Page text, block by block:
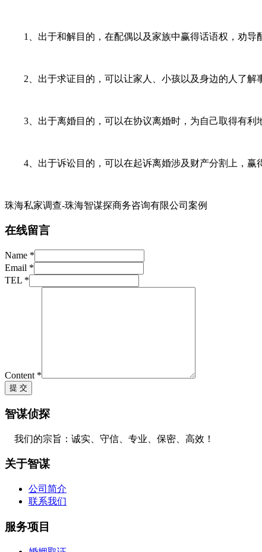
1、出于和解目的，在配偶以及家族中赢得话语权，劝导
2、出于求证目的，可以让家人、小孩以及身边的人了解
3、出于离婚目的，可以在协议离婚时，为自己取得有利
4、出于诉讼目的，可以在起诉离婚涉及财产分割上，赢
珠海私家调查-珠海智谋探商务咨询有限公司案例
在线留言
Name *
Email *
TEL *
Content *
智谋侦探
我们的宗旨：诚实、守信、专业、保密、高效！
关于智谋
公司简介
联系我们
服务项目